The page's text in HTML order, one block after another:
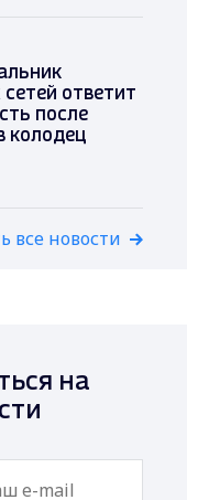
ответит
после
колодец
все новости
на